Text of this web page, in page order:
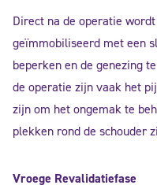
Direct na de operatie
geïmmobiliseerd met een
beperken en de genezing
de operatie zijn vaak het
zijn om het ongemak te
plekken rond de schouder
Vroege Revalidatiefase